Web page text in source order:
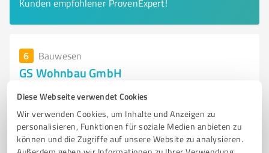
Diese Webseite verwendet Cookies
Wir verwenden Cookies, um Inhalte und Anzeigen zu
personalisieren, Funktionen für soziale Medien anbieten zu
können und die Zugriffe auf unsere Website zu analysieren.
Kunden empfohlener ProvenExpert!
6 Bauwesen
GS Wohnbau GmbH
Individuelle Bauprojekte und schlüsselfertige Häuser
BAUUNTERNEHMEN SCHLÜSSELFERTIGE HÄUSER
INDIVIDUELLE PLANUNG EINFAMILIENHÄUSER MEHRFAMILIENHÄUSER